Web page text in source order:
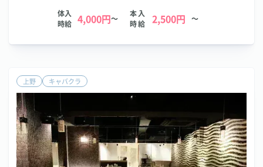
体入
時給 4,000円～
本入
時給
2,500円 ～
上野 キャバクラ